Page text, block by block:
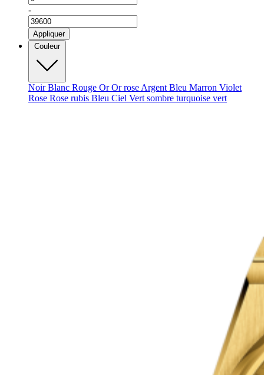
-
Appliquer
Couleur
Noir Blanc Rouge Or Or rose Argent Bleu Marron Violet
Rose Rose rubis Bleu Ciel Vert sombre turquoise vert